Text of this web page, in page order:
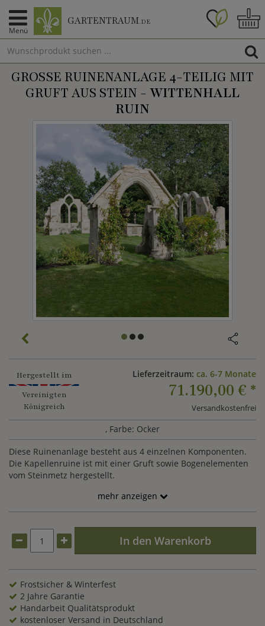
Menü
GARTENTRAUM.DE
GROSSE RUINENANLAGE 4-TEILIG MIT G
RUFT AUS STEIN - WITTENHALL
RUIN
Hergestellt im
Vereinigten
Königreich
Lieferzeitraum: ca. 6-7 Monate
71.190,00 € *
Versandkostenfrei
, Farbe: Ocker
Diese Ruinenanlage besteht aus 4 einzelnen Komponenten.
Die Kapellenruine ist mit einer Gruft sowie Bogenelementen
vom Steinmetz hergestellt.
mehr anzeigen
In den Warenkorb
Frostsicher & Winterfest
2 Jahre Garantie
Handarbeit Qualitätsprodukt
kostenloser Versand in Deutschland